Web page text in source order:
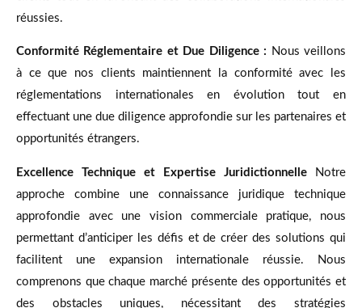
réussies.
Conformité Réglementaire et Due Diligence : Nous veillons
à ce que nos clients maintiennent la conformité avec les
réglementations internationales en évolution tout en
effectuant une due diligence approfondie sur les partenaires et
opportunités étrangers.
Excellence Technique et Expertise Juridictionnelle Notre
approche combine une connaissance juridique technique
approfondie avec une vision commerciale pratique, nous
permettant d’anticiper les défis et de créer des solutions qui
facilitent une expansion internationale réussie. Nous
comprenons que chaque marché présente des opportunités et
des obstacles uniques, nécessitant des stratégies